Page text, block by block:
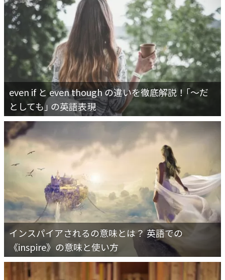
even if と even though の違いを徹底解説！｢～だ
としても｣ の英語表現
インスパイアされるの意味とは？ 英語での
《inspire》の意味と使い方